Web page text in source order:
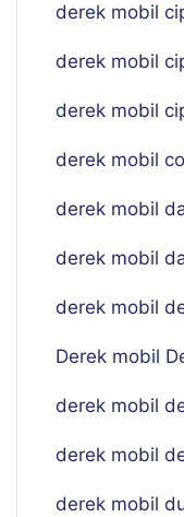
derek mobil
derek mobil
derek mobil
derek mobil
derek mobil
derek mobil
derek mobil
Derek mobil
derek mobil
derek mobil
derek mobil